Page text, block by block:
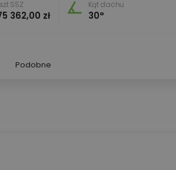
SSZ
362,00 zł
Kąt dachu
30°
Podobne